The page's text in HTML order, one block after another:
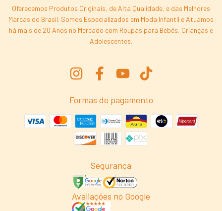
Oferecemos Produtos Originais, de Alta Qualidade, e das Melhores
Marcas do Brasil. Somos Especializados em Moda Infantil e Atuamos
há mais de 20 Anos no Mercado com Roupas para Bebês, Crianças e
Adolescentes.
Formas de pagamento
Segurança
Avaliações no Google